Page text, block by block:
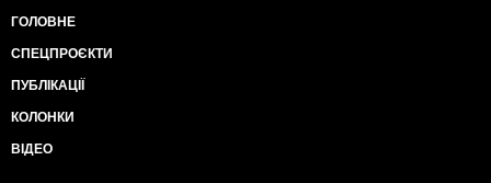
ГОЛОВНЕ
СПЕЦПРОЄКТИ
ПУБЛІКАЦІЇ
КОЛОНКИ
ВІДЕО